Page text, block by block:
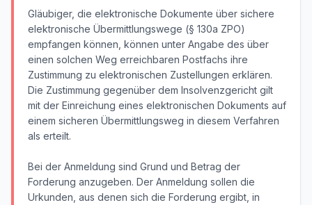
Gläubiger, die elektronische Dokumente über sichere
elektronische Übermittlungswege (§ 130a ZPO)
empfangen können, können unter Angabe des über
einen solchen Weg erreichbaren Postfachs ihre
Zustimmung zu elektronischen Zustellungen erklären.
Die Zustimmung gegenüber dem Insolvenzgericht gilt
mit der Einreichung eines elektronischen Dokuments auf
einem sicheren Übermittlungsweg in diesem Verfahren
als erteilt.
Bei der Anmeldung sind Grund und Betrag der
Forderung anzugeben. Der Anmeldung sollen die
Urkunden, aus denen sich die Forderung ergibt, in